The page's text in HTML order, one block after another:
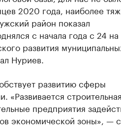
2020 года, наиболее
район показал
с начала года с 24
развития
Нуриев.
развитию сферы
«Развивается
предприятия
экономической зоны», —